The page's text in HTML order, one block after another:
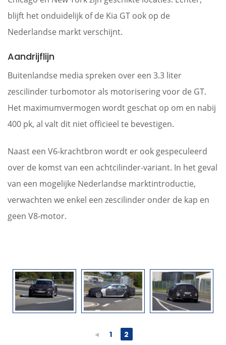
blijft het onduidelijk of de Kia GT ook op de
Nederlandse markt verschijnt.
Aandrijflijn
Buitenlandse media spreken over een 3.3 liter
zescilinder turbomotor als motorisering voor de GT.
Het maximumvermogen wordt geschat op om en nabij
400 pk, al valt dit niet officieel te bevestigen.
Naast een V6-krachtbron wordt er ook gespeculeerd
over de komst van een achtcilinder-variant. In het geval
van een mogelijke Nederlandse marktintroductie,
verwachten we enkel een zescilinder onder de kap en
geen V8-motor.
◄ 1 2